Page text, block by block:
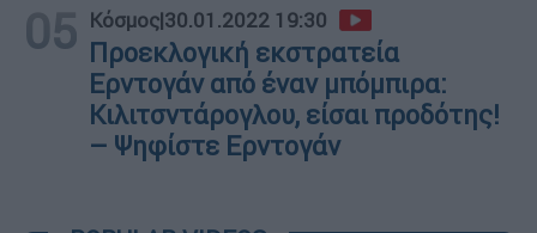
05 Κόσμος|30.01.2022 19:30
Προεκλογική εκστρατεία
Ερντογάν από έναν μπόμπιρα:
Κιλιτσντάρογλου, είσαι προδότης!
– Ψηφίστε Ερντογάν